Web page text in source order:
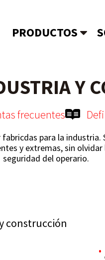
PRODUCTOS
Y
frecuentes
para la
y extremas, sin
seguridad del operario.
construcción